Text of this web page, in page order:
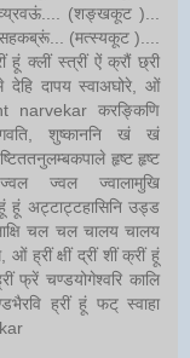
(शङ्खकूट )...
(मत्स्यकूट )....
हूं क्लीं स्त्रीं ऐं क्रौं छ्री
देहि दापय स्वाअघोरे, ओं
narvekar करङ्किणि
शुष्काननि खं खं
हृष्ट हृष्ट
ज्वल ज्वालामुखि
हूं अट्टाट्टहासिनि उड्ड
चल चल चालय चालय
ओं ह्रीं क्षीं द्रीं शीं क्रीं हूं
फ्रें चण्डयोगेश्वरि कालि
ह्रीं हूं फट् स्वाहा